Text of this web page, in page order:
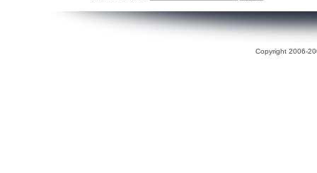
Copyright 2006-